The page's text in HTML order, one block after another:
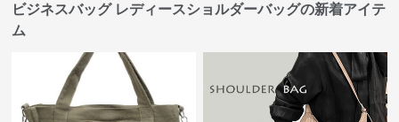
ビジネスバッグ レディースショルダーバッグの新着アイテ
ム